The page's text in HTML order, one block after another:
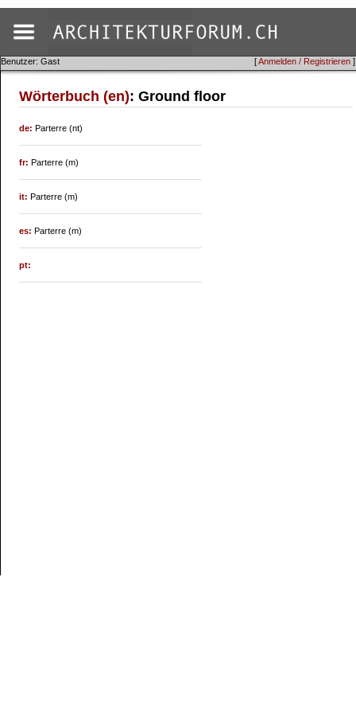
[Anmelden / Registrieren ]
Benutzer: Gast
Wörterbuch (en): Ground floor
de:Parterre (nt)
fr:Parterre (m)
it:Parterre (m)
es:Parterre (m)
pt: